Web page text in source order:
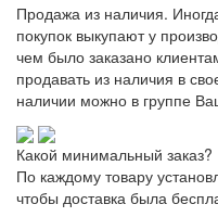
Продажа из наличия.
покупок выкупают у
чем было заказано
продавать из наличия в
наличии можно в группе
Какой минимальный заказ?
По каждому товару
чтобы доставка была